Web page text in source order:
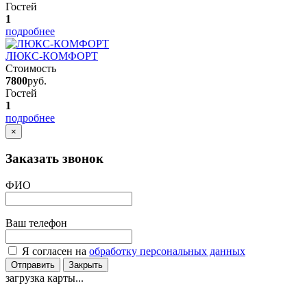
Гостей
1
подробнее
ЛЮКС-КОМФОРТ
Стоимость
7800руб.
Гостей
1
подробнее
×
Заказать звонок
ФИО
Ваш телефон
Я согласен на обработку персональных данных
Отправить Закрыть
загрузка карты...